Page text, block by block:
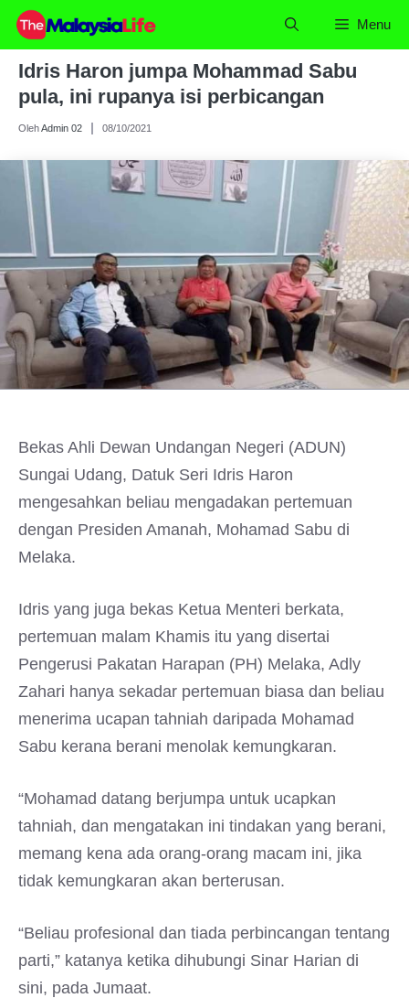
Skip
content
Menu
Idris Haron jumpa Mohammad Sabu
pula, ini rupanya isi perbicangan
OlehAdmin 02 08/10/2021
Bekas Ahli Dewan Undangan Negeri (ADUN)
Sungai Udang, Datuk Seri Idris Haron
mengesahkan beliau mengadakan pertemuan
dengan Presiden Amanah, Mohamad Sabu di
Melaka.
Idris yang juga bekas Ketua Menteri berkata,
pertemuan malam Khamis itu yang disertai
Pengerusi Pakatan Harapan (PH) Melaka, Adly
Zahari hanya sekadar pertemuan biasa dan beliau
menerima ucapan tahniah daripada Mohamad
Sabu kerana berani menolak kemungkaran.
“Mohamad datang berjumpa untuk ucapkan
tahniah, dan mengatakan ini tindakan yang berani,
memang kena ada orang-orang macam ini, jika
tidak kemungkaran akan berterusan.
“Beliau profesional dan tiada perbincangan tentang
parti,” katanya ketika dihubungi Sinar Harian di
sini, pada Jumaat.